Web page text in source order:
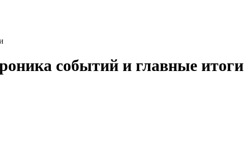
событий и главные итоги